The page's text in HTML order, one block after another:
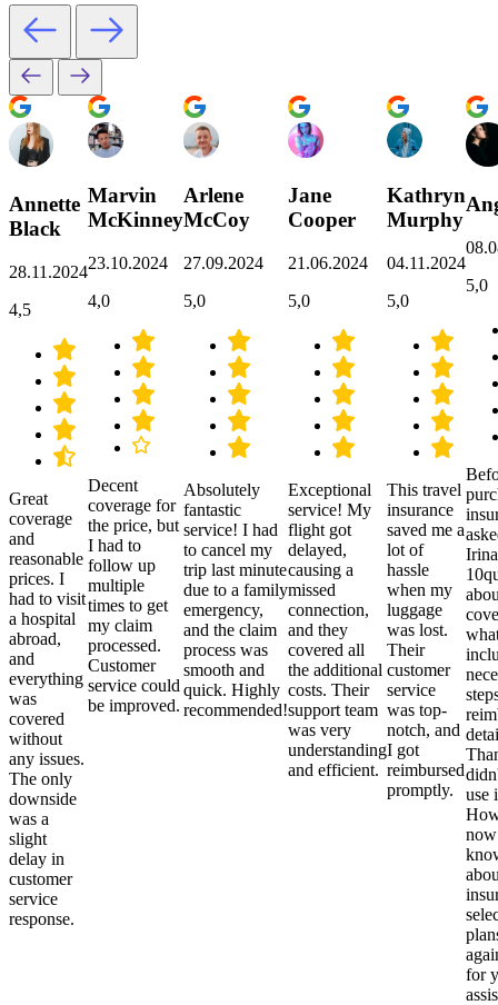
Annette
Black
28.11.2024
4,5
Great
coverage
and
reasonable
prices. I
had to visit
a hospital
abroad,
and
everything
was
covered
without
any issues.
The only
downside
was a
slight
delay in
customer
service
response.
Marvin
McKinney
23.10.2024
4,0
Decent
coverage for
the price, but
I had to
follow up
multiple
times to get
my claim
processed.
Customer
service could
be improved.
Arlene
McCoy
27.09.2024
5,0
Absolutely
fantastic
service! I had
to cancel my
trip last minute
due to a family
emergency,
and the claim
process was
smooth and
quick. Highly
recommended!
Jane
Cooper
21.06.2024
5,0
Exceptional
service! My
flight got
delayed,
causing a
missed
connection,
and they
covered all
the additional
costs. Their
support team
was very
understanding
and efficient.
Kathryn
Murphy
04.11.2024
5,0
This travel
insurance
saved me a
lot of
hassle
when my
luggage
was lost.
Their
customer
service
was top-
notch, and
I got
reimbursed
promptly.
5,0
use
for